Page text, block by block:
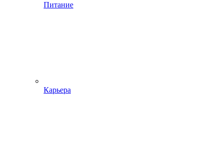
Питание
Карьера